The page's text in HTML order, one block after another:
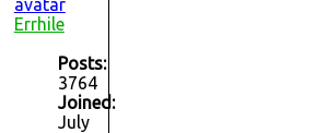
Errhile
Posts:
3764
Joined:
July